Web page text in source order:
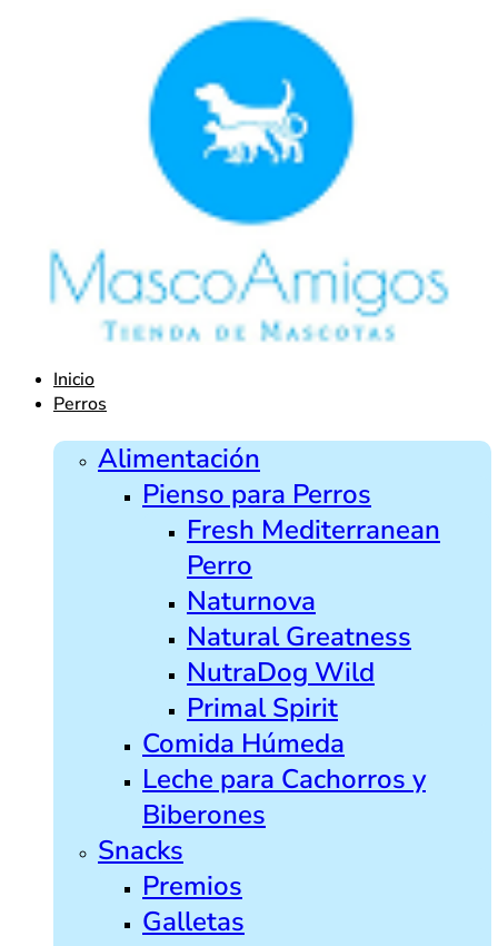
Inicio
Perros
Alimentación
Pienso para Perros
Fresh Mediterranean
Perro
Naturnova
Natural Greatness
NutraDog Wild
Primal Spirit
Comida Húmeda
Leche para Cachorros y
Biberones
Snacks
Premios
Galletas